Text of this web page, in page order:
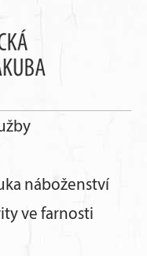
náboženství
ve farnosti